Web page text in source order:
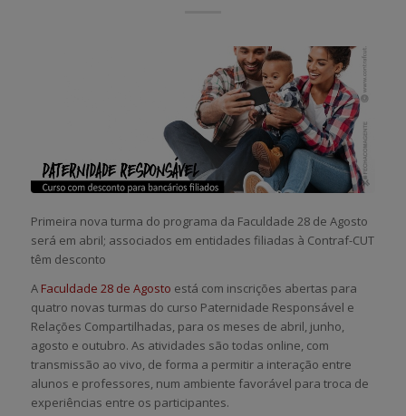
Primeira nova turma do programa da Faculdade 28 de Agosto
será em abril; associados em entidades filiadas à Contraf-CUT
têm desconto
A Faculdade 28 de Agosto está com inscrições abertas para
quatro novas turmas do curso Paternidade Responsável e
Relações Compartilhadas, para os meses de abril, junho,
agosto e outubro. As atividades são todas online, com
transmissão ao vivo, de forma a permitir a interação entre
alunos e professores, num ambiente favorável para troca de
experiências entre os participantes.